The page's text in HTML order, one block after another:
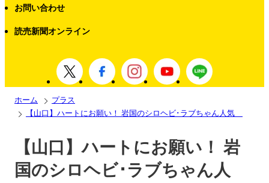
お問い合わせ
読売新聞オンライン
ホーム
プラス
【山口】ハートにお願い！ 岩国のシロヘビ･ラブちゃん人気
【山口】ハートにお願い！ 岩
国のシロヘビ･ラブちゃん人